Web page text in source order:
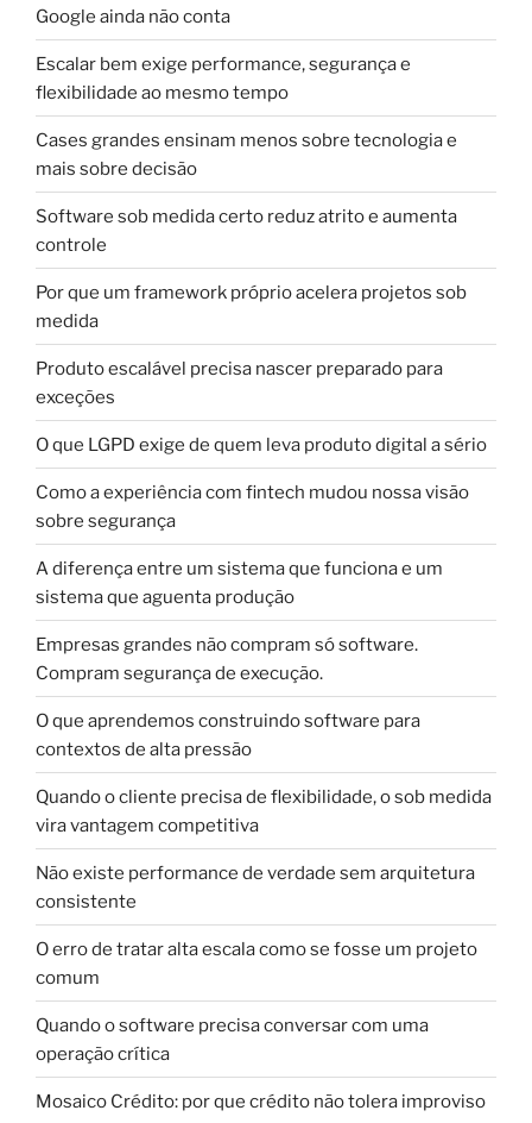
Google ainda não conta
Escalar bem exige performance, segurança e
flexibilidade ao mesmo tempo
Cases grandes ensinam menos sobre tecnologia e
mais sobre decisão
Software sob medida certo reduz atrito e aumenta
controle
Por que um framework próprio acelera projetos sob
medida
Produto escalável precisa nascer preparado para
exceções
O que LGPD exige de quem leva produto digital a sério
Como a experiência com fintech mudou nossa visão
sobre segurança
A diferença entre um sistema que funciona e um
sistema que aguenta produção
Empresas grandes não compram só software.
Compram segurança de execução.
O que aprendemos construindo software para
contextos de alta pressão
Quando o cliente precisa de flexibilidade, o sob medida
vira vantagem competitiva
Não existe performance de verdade sem arquitetura
consistente
O erro de tratar alta escala como se fosse um projeto
comum
Quando o software precisa conversar com uma
operação crítica
Mosaico Crédito: por que crédito não tolera improviso